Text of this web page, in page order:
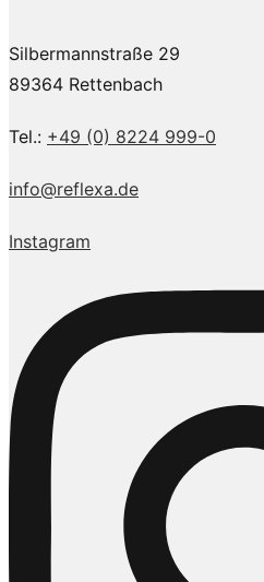
Silbermannstraße 29
89364 Rettenbach
Tel.: +49 (0) 8224 999-0
info@reflexa.de
Instagram